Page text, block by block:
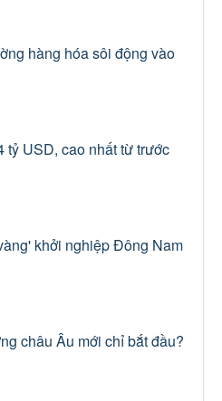
hàng hóa sôi động vào
tỷ USD, cao nhất từ trước
khởi nghiệp Đông Nam
châu Âu mới chỉ bắt đầu?